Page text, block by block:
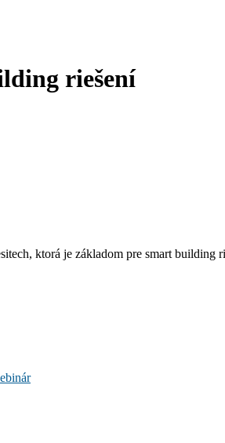
riešení
ktorá je základom pre smart building